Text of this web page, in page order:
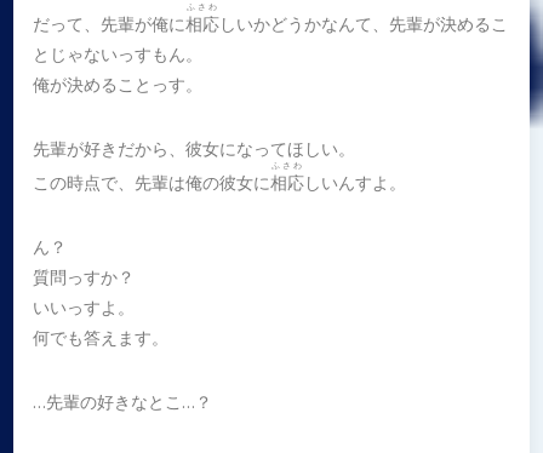
だって、先輩が俺に相応
ふさわ
しいかどうかなんて、先輩が決めるこ
とじゃないっすもん。
俺が決めることっす。
先輩が好きだから、彼女になってほしい。
この時点で、先輩は俺の彼女に相応
ふさわ
しいんすよ。
ん？
質問っすか？
いいっすよ。
何でも答えます。
…先輩の好きなとこ…？